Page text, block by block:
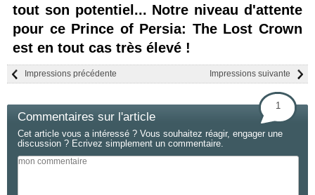
tout son potentiel... Notre niveau d'attente
pour ce Prince of Persia: The Lost Crown
est en tout cas très élevé !
Impressions suivante
Impressions précédente
Commentaires sur l'article
1
Cet article vous a intéressé ? Vous souhaitez réagir, engager une
discussion ? Ecrivez simplement un commentaire.